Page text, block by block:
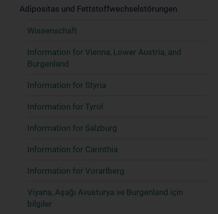
Adipositas und Fettstoffwechselstörungen
Wissenschaft
Information for Vienna, Lower Austria, and
Burgenland
Information for Styria
Information for Tyrol
Information for Salzburg
Information for Carinthia
Information for Vorarlberg
Viyana, Aşağı Avusturya ve Burgenland için
bilgiler